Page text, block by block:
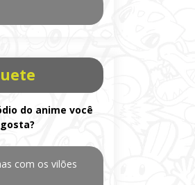
do anime você
com os vilões